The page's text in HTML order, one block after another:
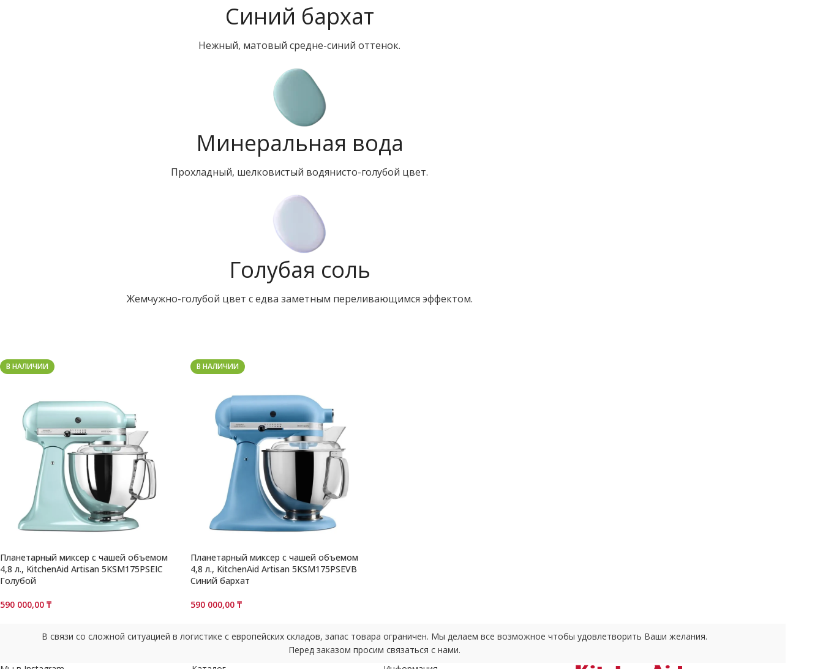
Синий бархат
Нежный, матовый средне-синий оттенок.
Минеральная вода
Прохладный, шелковистый водянисто-голубой цвет.
Голубая соль
Жемчужно-голубой цвет с едва заметным переливающимся эффектом.
В НАЛИЧИИ
Планетарный миксер с чашей объемом
4,8 л., KitchenAid Artisan 5KSM175PSEIC
Голубой
590 000,00 ₸
В НАЛИЧИИ
Планетарный миксер с чашей объемом
4,8 л., KitchenAid Artisan 5KSM175PSEVB
Синий бархат
590 000,00 ₸
В связи со сложной ситуацией в логистике с европейских складов, запас товара ограничен. Мы делаем все возможное чтобы удовлетворить Ваши желания.
Перед заказом просим связаться с нами.